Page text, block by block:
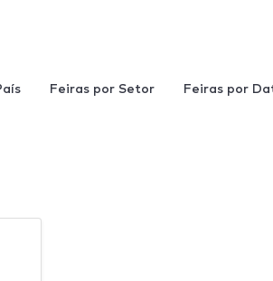
Feiras por Setor Feiras por